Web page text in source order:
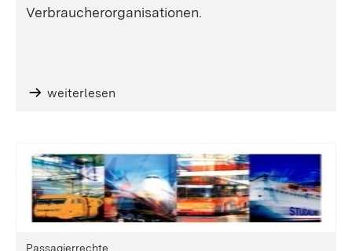
Verbraucherorganisationen.
weiterlesen
Passagierrechte